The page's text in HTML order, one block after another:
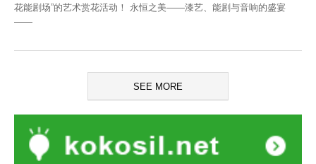
花能剧场”的艺术赏花活动！ 永恒之美——漆艺、能剧与音响的盛宴
——
SEE MORE